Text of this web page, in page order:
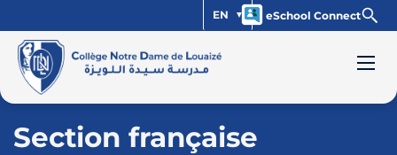
EN eSchool Connect
Section française